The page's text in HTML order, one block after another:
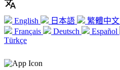
English 日本語 繁體中文
Français
Deutsch Español
Türkçe